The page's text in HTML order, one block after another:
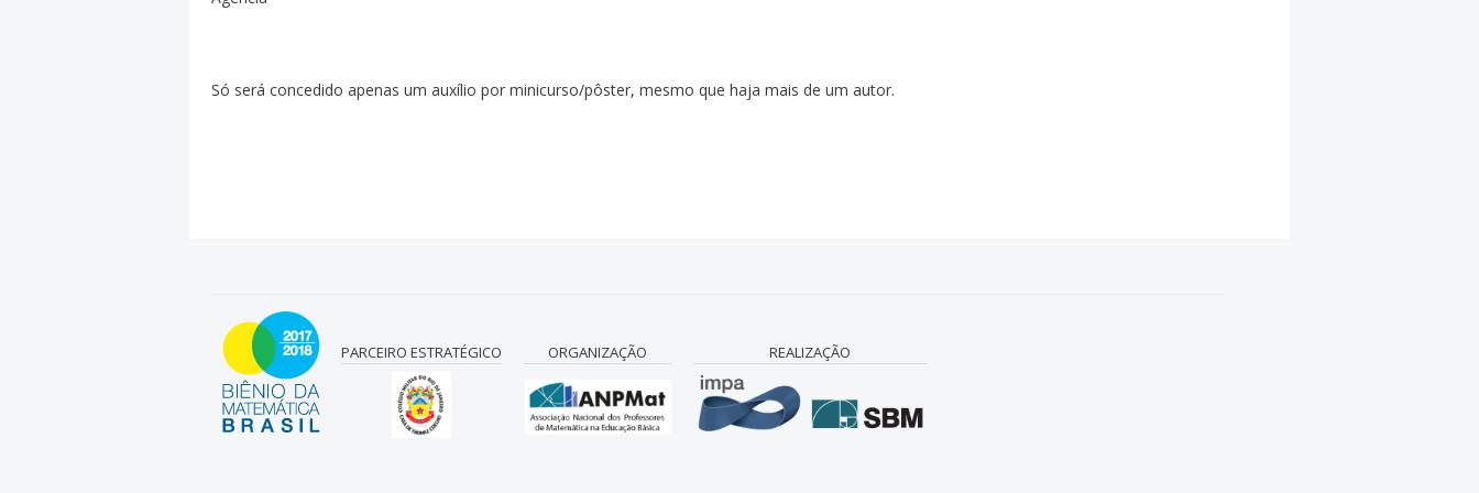
Só será concedido apenas um auxílio por minicurso/pôster, mesmo que haja mais de um autor.
PARCEIRO ESTRATÉGICO ORGANIZAÇÃO REALIZAÇÃO